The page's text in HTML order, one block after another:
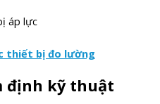
áp lực
thiết bị đo lường
định kỹ thuật